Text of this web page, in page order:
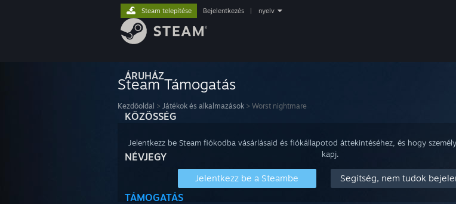
ÁRUHÁZ
KÖZÖSSÉG
NÉVJEGY
TÁMOGATÁS
Steam telepítése Bejelentkezés nyelv
Steam Támogatás
Kezdőoldal > Játékok és alkalmazások > Worst nightmare
Jelentkezz be Steam fiókodba vásárlásaid és fiókállapotod áttekintéséhez, és hogy
kapj.
Jelentkezz be a Steambe Segítség, nem tudok